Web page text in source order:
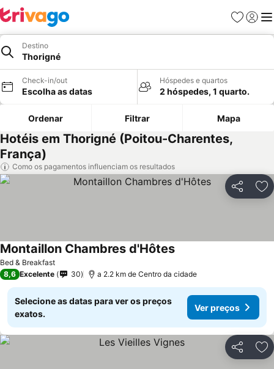
Favoritos
Iniciar
Destino
Thorigné
Check-in/out
Escolha as datas
Hóspedes e quartos
2 hóspedes, 1 quarto.
Ordenar Filtrar Mapa
Hotéis em Thorigné (Poitou-Charentes,
França)
Como os pagamentos influenciam os resultados
Partilhar
Bed & Breakfast
Montaillon Chambres d'Hôtes
8,6 Excelente 30 a 2.2 km de Centro da cidade
Selecione as datas para ver os preços
exatos.
Ver preços
Partilhar